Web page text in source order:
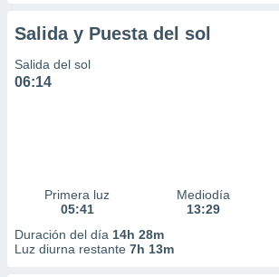
Salida y Puesta del sol
Salida del sol
06:14
Primera luz
05:41
Mediodía
13:29
Duración del día 14h 28m
Luz diurna restante 7h 13m